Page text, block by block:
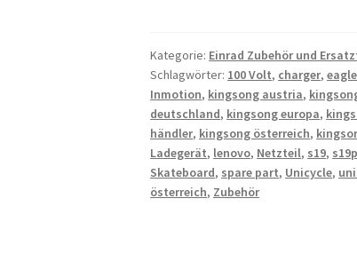
Kategorie: Einrad Zubehör und
Schlagwörter: 100 Volt, charger,eagle
Inmotion, kingsong austria,
deutschland, kingsong europa,
händler, kingsong österreich,
Ladegerät, lenovo, Netzteil, s19,
Skateboard, spare part, Unicycle,
österreich, Zubehör